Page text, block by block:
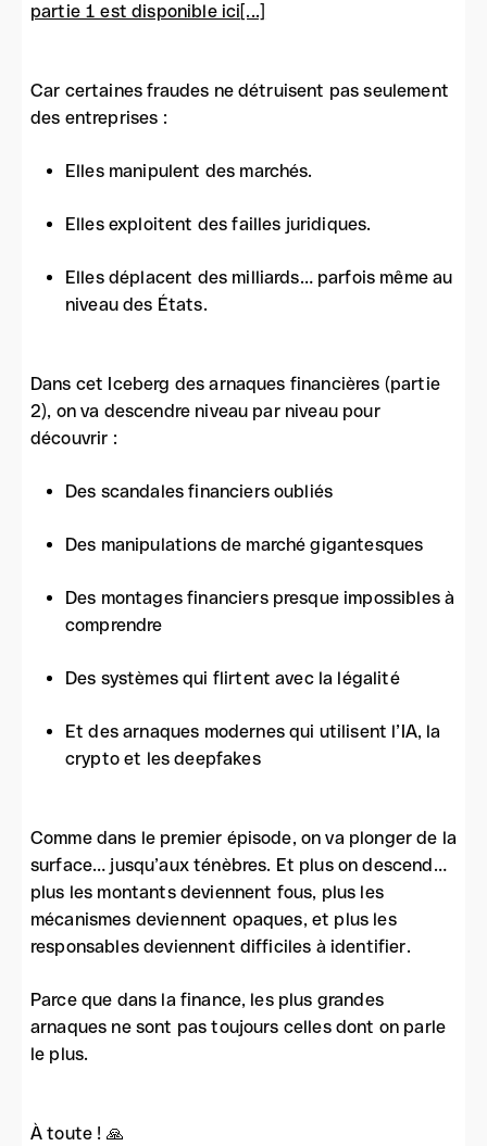
partie 1 est disponible ici[...]
Car certaines fraudes ne détruisent pas seulement
des entreprises :
Elles manipulent des marchés.
Elles exploitent des failles juridiques.
Elles déplacent des milliards… parfois même au
niveau des États.
Dans cet Iceberg des arnaques financières (partie
2), on va descendre niveau par niveau pour
découvrir :
Des scandales financiers oubliés
Des manipulations de marché gigantesques
Des montages financiers presque impossibles à
comprendre
Des systèmes qui flirtent avec la légalité
Et des arnaques modernes qui utilisent l’IA, la
crypto et les deepfakes
Comme dans le premier épisode, on va plonger de la
surface… jusqu’aux ténèbres. Et plus on descend…
plus les montants deviennent fous, plus les
mécanismes deviennent opaques, et plus les
responsables deviennent difficiles à identifier.
Parce que dans la finance, les plus grandes
arnaques ne sont pas toujours celles dont on parle
le plus.
À toute ! 🙏